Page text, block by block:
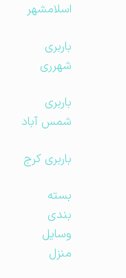
اسلامشهر
باربری
شهرری
باربری
شمس آباد
باربری کرج
بسته
بندی
وسایل
منزل